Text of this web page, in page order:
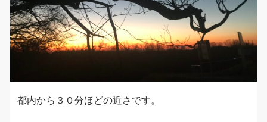
都内から３０分ほどの近さです。